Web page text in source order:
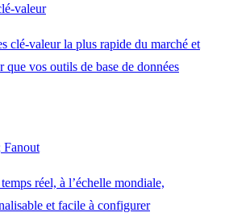
valeur
clé-valeur la plus rapide du marché et
que vos outils de base de données
Fanout
réel, à l’échelle mondiale,
et facile à configurer